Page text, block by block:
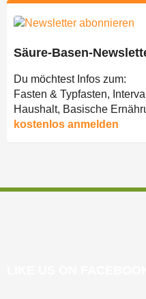
Säure-Basen-
Du möchtest Infos zum:
Fasten & Typfasten,
Haushalt, Basische
kostenlos anmelden